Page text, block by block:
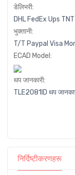
डेलिभरी:
DHL FedEx Ups TNT
भुक्तानी:
T/T Paypal Visa
ECAD Model:
थप जानकारी:
TLE2081ID थप
निर्दिष्टीकरणहरू